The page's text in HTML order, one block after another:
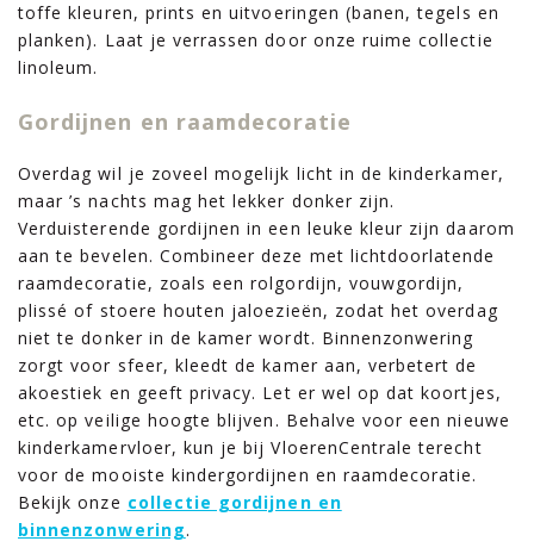
toffe kleuren, prints en uitvoeringen (banen, tegels en
planken). Laat je verrassen door onze ruime collectie
linoleum.
Gordijnen en raamdecoratie
Overdag wil je zoveel mogelijk licht in de kinderkamer,
maar ’s nachts mag het lekker donker zijn.
Verduisterende gordijnen in een leuke kleur zijn daarom
aan te bevelen. Combineer deze met lichtdoorlatende
raamdecoratie, zoals een rolgordijn, vouwgordijn,
plissé of stoere houten jaloezieën, zodat het overdag
niet te donker in de kamer wordt. Binnenzonwering
zorgt voor sfeer, kleedt de kamer aan, verbetert de
akoestiek en geeft privacy. Let er wel op dat koortjes,
etc. op veilige hoogte blijven. Behalve voor een nieuwe
kinderkamervloer, kun je bij VloerenCentrale terecht
voor de mooiste kindergordijnen en raamdecoratie.
Bekijk onze collectie gordijnen en
binnenzonwering.